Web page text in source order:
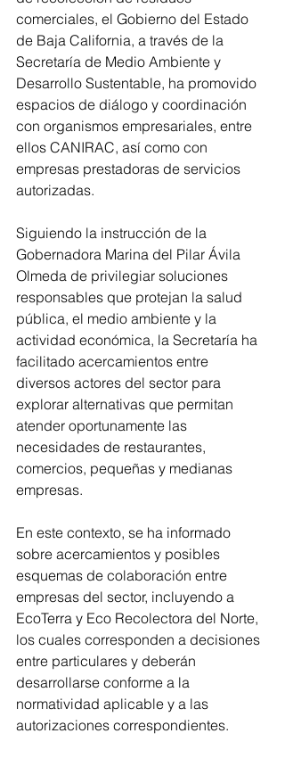
comerciales, el Gobierno del Estado
de Baja California, a través de la
Secretaría de Medio Ambiente y
Desarrollo Sustentable, ha promovido
espacios de diálogo y coordinación
con organismos empresariales, entre
ellos CANIRAC, así como con
empresas prestadoras de servicios
autorizadas.
Siguiendo la instrucción de la
Gobernadora Marina del Pilar Ávila
Olmeda de privilegiar soluciones
responsables que protejan la salud
pública, el medio ambiente y la
actividad económica, la Secretaría ha
facilitado acercamientos entre
diversos actores del sector para
explorar alternativas que permitan
atender oportunamente las
necesidades de restaurantes,
comercios, pequeñas y medianas
empresas.
En este contexto, se ha informado
sobre acercamientos y posibles
esquemas de colaboración entre
empresas del sector, incluyendo a
EcoTerra y Eco Recolectora del Norte,
los cuales corresponden a decisiones
entre particulares y deberán
desarrollarse conforme a la
normatividad aplicable y a las
autorizaciones correspondientes.